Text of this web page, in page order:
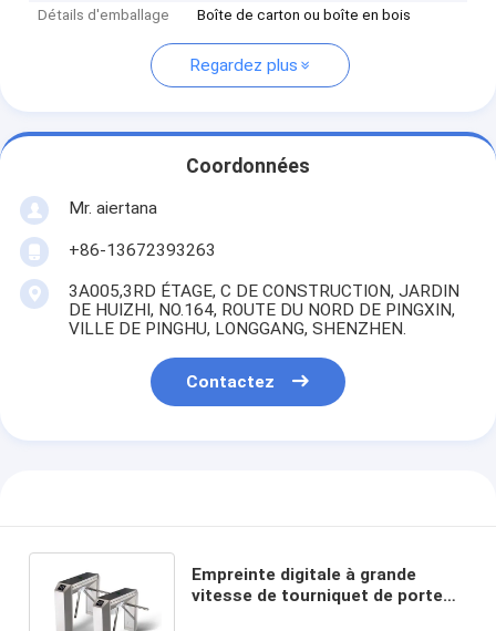
Détails d'emballage
Boîte de carton ou boîte en bois
Regardez plus
Coordonnées
Mr. aiertana
+86-13672393263
3A005,3RD ÉTAGE, C DE CONSTRUCTION, JARDIN
DE HUIZHI, NO.164, ROUTE DU NORD DE PINGXIN,
VILLE DE PINGHU, LONGGANG, SHENZHEN.
Contactez
Empreinte digitale à grande
vitesse de tourniquet de porte